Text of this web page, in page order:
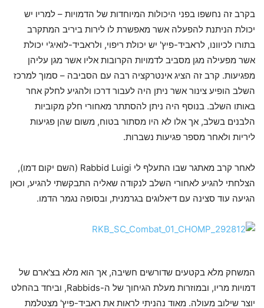
בקרב זה נחשפו בפני היכולות המיוחדות של הדמויות – למריו יש
יכולת הניתנת להפעלה אשר מאפשרת לו לירות ביריב המתקרב
בתורו לכיוונו, לראביד-פיץ' יש יכולת ריפוי, ולראביד-לואיג'י יכולת
אשר מפעילה מגן מסביב לדמויות הקרובות אליו אשר מגן עליהן
מפגיעות. קרב זה הציג אינטרקציה רבה עם הסביבה – סמוך למרכז
השלב הופיע צינור אשר ניתן היה לעבור דרכו ולהגיע לחלק אחר
באותו השלב. בנוסף היה ניתן להסתתר מאחורי חלק מקוביות
הלבנים בשלב, אך אלו לא היו מסתור בטוח, משום שהן פגיעות
ליריות ולאחר מספר פגיעות נשברות.
לאחר קרב מאתגר שבו התעלף לי Rabbid Luigi (השם יקום דמו),
הצלחתי להגיע לאחורי השלב לנקודה שאליה התבקשתי להגיע, וכאן
הגיעה עוד סצינה עם דיאלוגים בגרמנית, ובסופה נגמר הדמו.
המשחק מלא בקטעים שדורשים חשיבה, אך הוא מלא בצ'ארם של
דמויות מריו, ובמוזרות מעלת הגיחוך של ה-Rabbids, וביחד בהחלט
יוצר שילוב מעולה. מאוד נהניתי לראות את ראביד-פיץ' מצטלמת